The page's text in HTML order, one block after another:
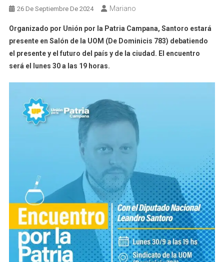
26 De Septiembre De 2024 Mariano
Organizado por Unión por la Patria Campana, Santoro estará
presente en Salón de la UOM (De Dominicis 783) debatiendo
el presente y el futuro del país y de la ciudad. El encuentro
será el lunes 30 a las 19 horas.